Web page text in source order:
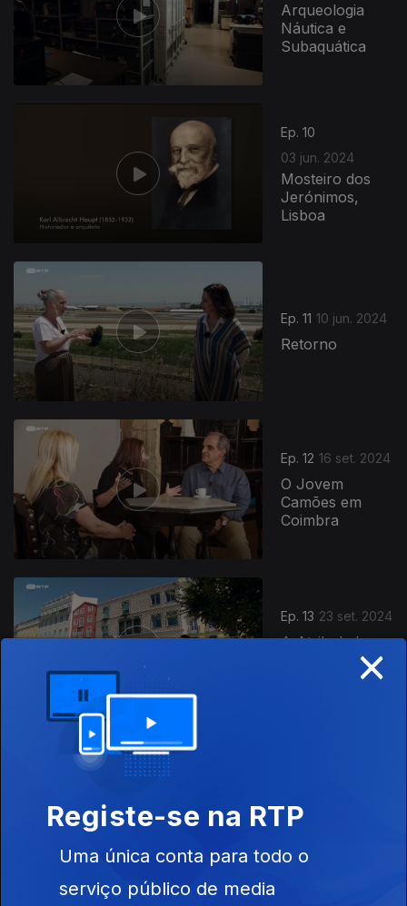
Arqueologia
Náutica e
Subaquática
Ep. 10
03 jun. 2024
Mosteiro dos
Jerónimos,
Lisboa
Ep. 11 10 jun. 2024
Retorno
Ep. 12 16 set. 2024
O Jovem
Camões em
Coimbra
860266
Ep. 13 23 set. 2024
A Atribulada
Vida de Luís de
Camões, o
Príncipe dos
×
Registe-se na RTP
Uma única conta para todo o
serviço público de media